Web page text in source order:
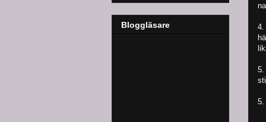
4.
5.
5.
Bloggläsare